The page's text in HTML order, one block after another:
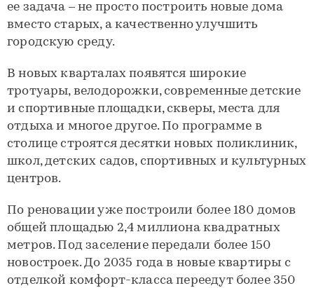
ее задача – не просто построить новые дома
вместо старых, а качественно улучшить
городскую среду.
В новых кварталах появятся широкие
тротуары, велодорожки, современные детские
и спортивные площадки, скверы, места для
отдыха и многое другое. По программе в
столице строятся десятки новых поликлиник,
школ, детских садов, спортивных и культурных
центров.
По реновации уже построили более 180 домов
общей площадью 2,4 миллиона квадратных
метров. Под заселение передали более 150
новостроек. До 2035 года в новые квартиры с
отделкой комфорт-класса переедут более 350